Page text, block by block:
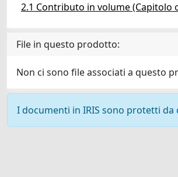
2.1 Contributo in volume (Capitolo
File in questo prodotto:
Non ci sono file associati a questo
I documenti in IRIS sono protetti